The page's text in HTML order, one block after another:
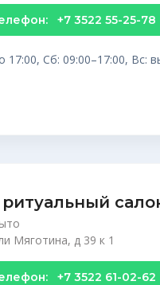
+7 3522 55-25-78
17:00, Сб: 09:00–17:00, Вс:
Мяготина, д 39 к 1
+7 3522 61-02-62